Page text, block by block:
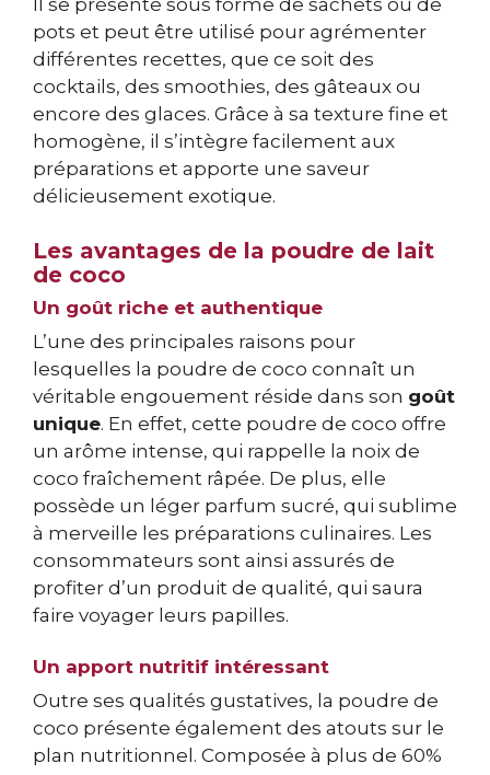
Il se présente sous forme de sachets ou de
pots et peut être utilisé pour agrémenter
différentes recettes, que ce soit des
cocktails, des smoothies, des gâteaux ou
encore des glaces. Grâce à sa texture fine et
homogène, il s’intègre facilement aux
préparations et apporte une saveur
délicieusement exotique.
Les avantages de la poudre de lait
de coco
Un goût riche et authentique
L’une des principales raisons pour
lesquelles la poudre de coco connaît un
véritable engouement réside dans son goût
unique. En effet, cette poudre de coco offre
un arôme intense, qui rappelle la noix de
coco fraîchement râpée. De plus, elle
possède un léger parfum sucré, qui sublime
à merveille les préparations culinaires. Les
consommateurs sont ainsi assurés de
profiter d’un produit de qualité, qui saura
faire voyager leurs papilles.
Un apport nutritif intéressant
Outre ses qualités gustatives, la poudre de
coco présente également des atouts sur le
plan nutritionnel. Composée à plus de 60%